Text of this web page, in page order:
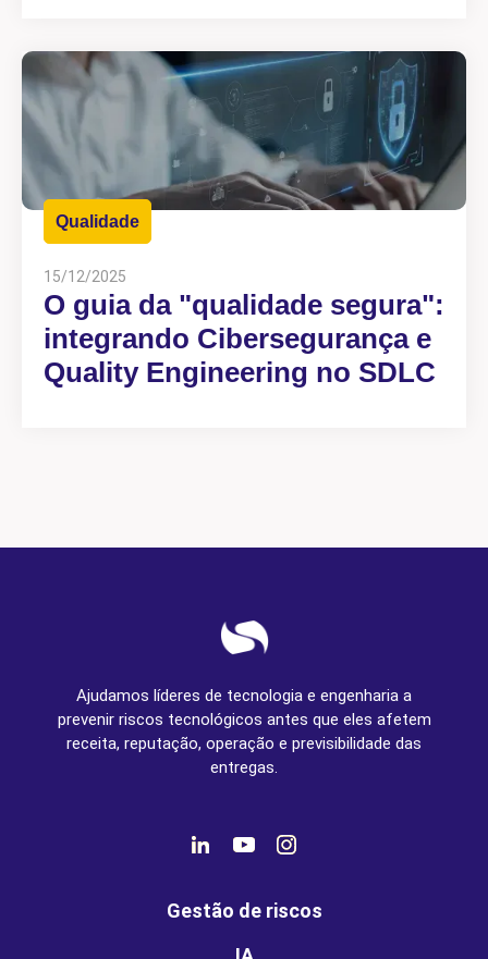
Qualidade
15/12/2025
O guia da "qualidade segura":
integrando Cibersegurança e
Quality Engineering no SDLC
Ajudamos líderes de tecnologia e engenharia a
prevenir riscos tecnológicos antes que eles afetem
receita, reputação, operação e previsibilidade das
entregas.
Gestão de riscos